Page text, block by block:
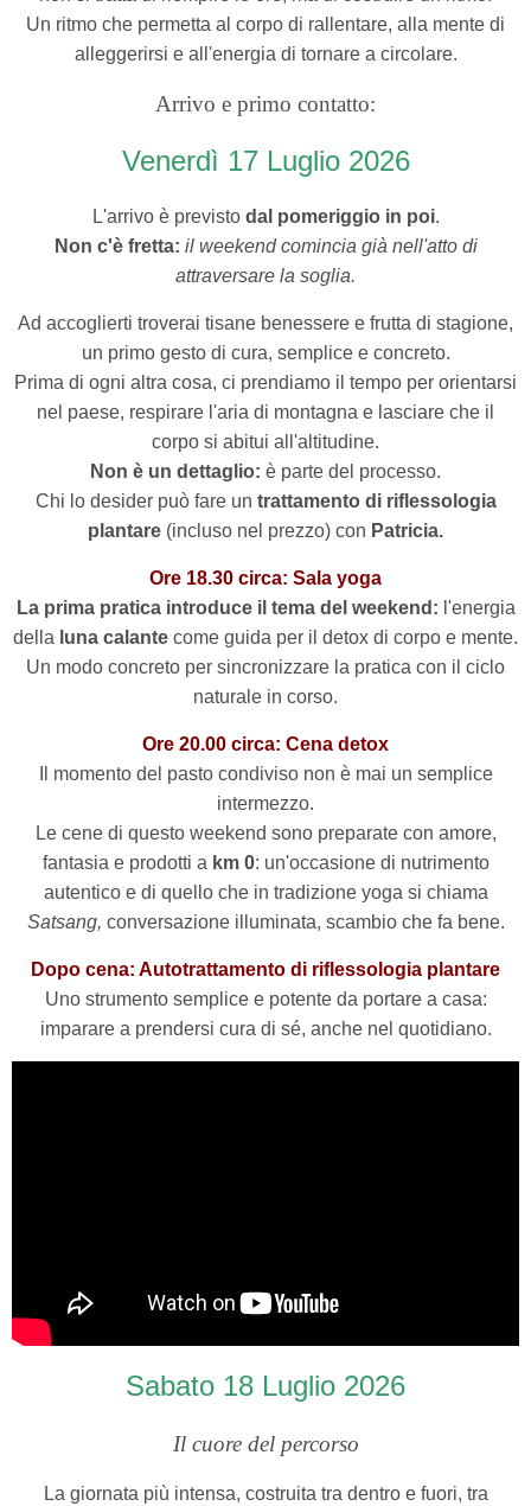
Un ritmo che permetta al corpo di rallentare, alla mente di
alleggerirsi e all'energia di tornare a circolare.
Arrivo e primo contatto:
Venerdì 17 Luglio2026
L'arrivo è previsto dal pomeriggio in poi.
Non c'è fretta: il weekend comincia già nell'atto di
attraversare la soglia.
Ad accoglierti troverai tisane benessere e frutta di stagione,
un primo gesto di cura, semplice e concreto.
Prima di ogni altra cosa, ci prendiamo il tempo per orientarsi
nel paese, respirare l'aria di montagna e lasciare che il
corpo si abitui all'altitudine.
Non è un dettaglio: è parte del processo.
Chi lo desider può fare un trattamento di riflessologia
plantare (incluso nel prezzo) con Patricia.
Ore 18.30 circa: Sala yoga
La prima pratica introduce il tema del weekend: l'energia
della luna calante come guida per il detox di corpo e mente.
Un modo concreto per sincronizzare la pratica con il ciclo
naturale in corso.
Ore 20.00 circa: Cena detox
Il momento del pasto condiviso non è mai un semplice
intermezzo.
Le cene di questo weekend sono preparate con amore,
fantasia e prodotti a km 0: un'occasione di nutrimento
autentico e di quello che in tradizione yoga si chiama
Satsang, conversazione illuminata, scambio che fa bene.
Dopo cena: Autotrattamento di riflessologia plantare
Uno strumento semplice e potente da portare a casa:
imparare a prendersi cura di sé, anche nel quotidiano.
Sabato 18 Luglio 2026
Il cuore del percorso
La giornata più intensa, costruita tra dentro e fuori, tra